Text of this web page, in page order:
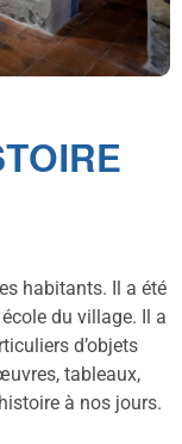
habitants. Il a été
du village. Il a
d’objets
tableaux,
à nos jours.